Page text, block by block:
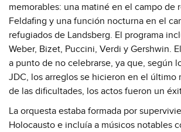
memorables: una matiné en el campo de
Feldafing y una función nocturna en el
refugiados de Landsberg. El programa
Weber, Bizet, Puccini, Verdi y Gershwin.
a punto de no celebrarse, ya que, según
JDC, los arreglos se hicieron en el último
de las dificultades, los actos fueron un
La orquesta estaba formada por
Holocausto e incluía a músicos notables